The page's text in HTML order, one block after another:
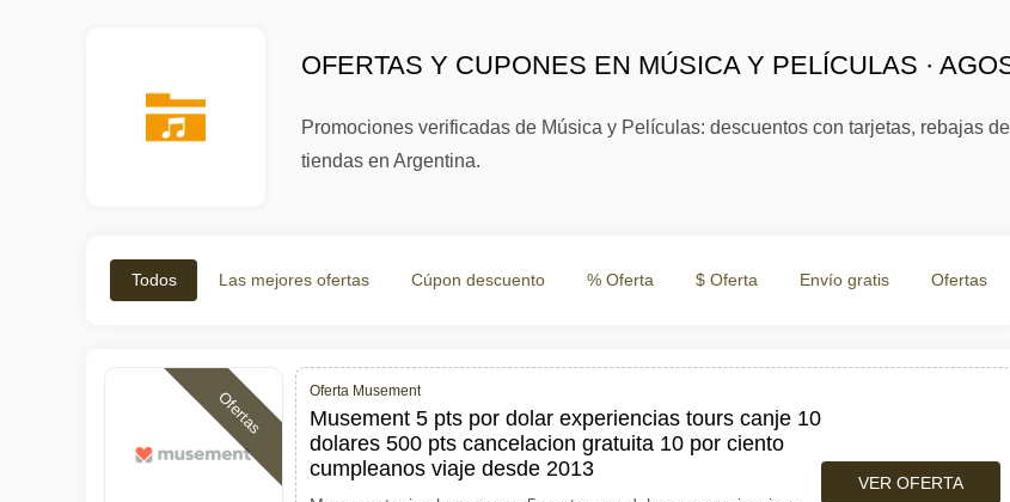
OFERTAS Y CUPONES EN MÚSICA Y PELÍCULAS ·
Promociones verificadas de Música y Películas: descuentos con tarjetas, rebajas
tiendas en Argentina.
Todos Las mejores ofertas Cúpon descuento % Oferta $ Oferta Envío gratis Ofertas
Ofertas Oferta Musement
Musement 5 pts por dolar experiencias tours canje 10
dolares 500 pts cancelacion gratuita 10 por ciento
cumpleanos viaje desde 2013
VER OFERTA